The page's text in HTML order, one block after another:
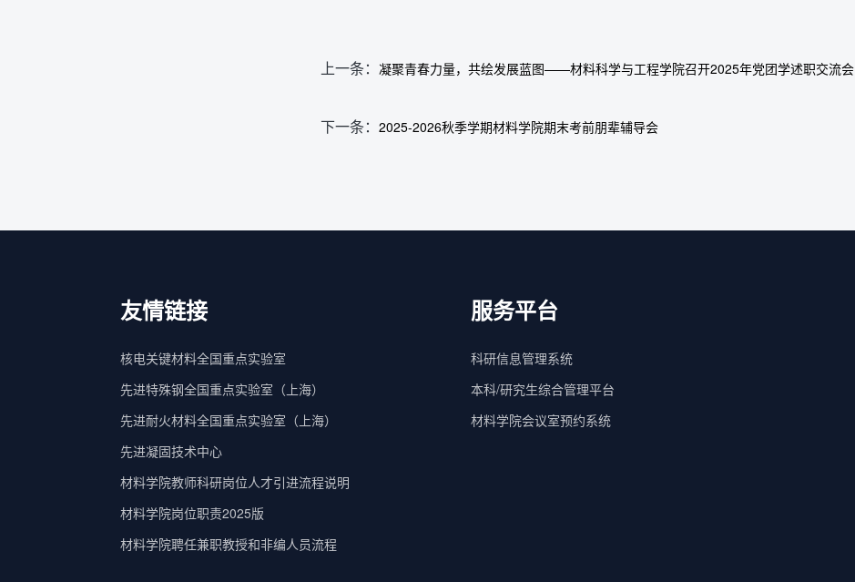
上一条： 凝聚青春力量，共绘发展蓝图——材料科学与工程学院召开2025年党团学述职交流会
下一条： 2025-2026秋季学期材料学院期末考前朋辈辅导会
友情链接
核电关键材料全国重点实验室
先进特殊钢全国重点实验室（上海）
先进耐火材料全国重点实验室（上海）
先进凝固技术中心
材料学院教师科研岗位人才引进流程说明
材料学院岗位职责2025版
材料学院聘任兼职教授和非编人员流程
服务平台
科研信息管理系统
本科/研究生综合管理平台
材料学院会议室预约系统